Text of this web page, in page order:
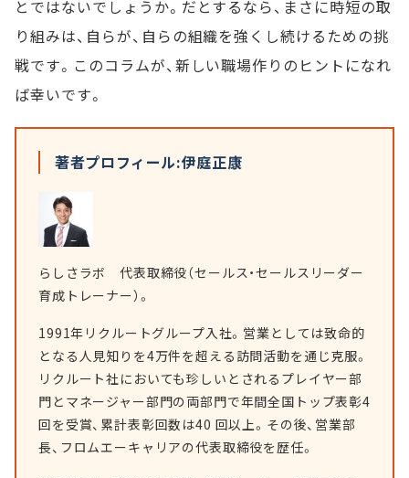
とではないでしょうか。だとするなら、まさに時短の取
り組みは、自らが、自らの組織を強くし続けるための挑
戦です。このコラムが、新しい職場作りのヒントになれ
ば幸いです。
著者プロフィール:伊庭正康
らしさラボ 代表取締役（セールス・セールスリーダー
育成トレーナー）。
1991年リクルートグループ入社。営業としては致命的
となる人見知りを4万件を超える訪問活動を通じ克服。
リクルート社においても珍しいとされるプレイヤー部
門とマネージャー部門の両部門で年間全国トップ表彰4
回を受賞、累計表彰回数は40 回以上。その後、営業部
長、フロムエーキャリアの代表取締役を歴任。